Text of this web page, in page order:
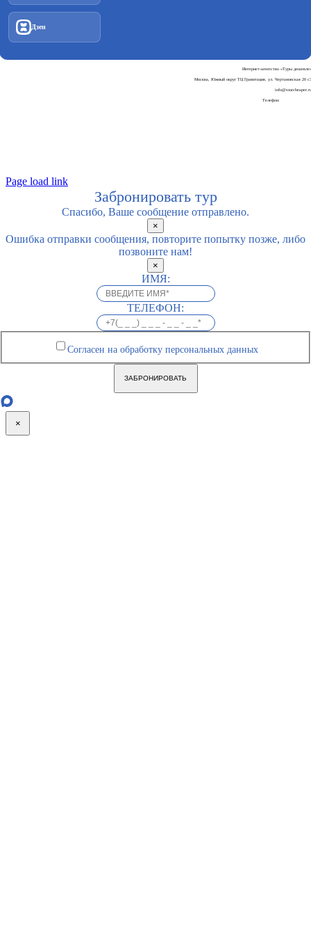
Дзен
Интернет-агентство «Туры дешевле»
Москва, Южный округ ТЦ Гравитация, ул. Чертановская 20 с3
info@tourcheaper.ru
Телефон:
Page load link
Забронировать тур
Спасибо, Ваше сообщение отправлено.
×
Ошибка отправки сообщения, повторите попытку позже, либо
позвоните нам!
×
ИМЯ:
ТЕЛЕФОН:
Согласен на обработку персональных данных
ЗАБРОНИРОВАТЬ
×